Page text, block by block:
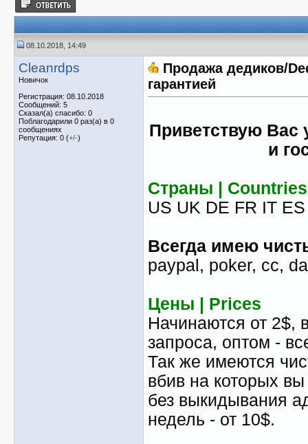
08.10.2018, 14:49
Cleanrdps
Новичок
Регистрация: 08.10.2018
Сообщений: 5
Сказал(а) спасибо: 0
Поблагодарили 0 раз(а) в 0
сообщениях
Репутация: 0 (+/-)
Продажа дедиков/
гарантией
Приветствую Вас
и
Страны | Countries
US UK DE FR IT
Всегда имею
paypal, poker, cc,
Цены | Prices
Начинаются от 2$,
запроса, оптом -
Так же имеются
вбив на которых
без выкидывания
недель - от 10$.